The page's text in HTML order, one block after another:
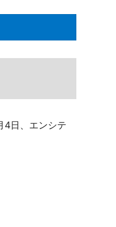
4日、エンシテ